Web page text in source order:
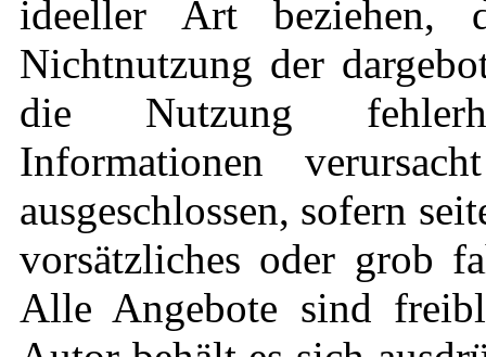
ideeller Art beziehen,
Nichtnutzung der
die Nutzung
Informationen
ausgeschlossen, sofern
vorsätzliches oder grob
Alle Angebote sind